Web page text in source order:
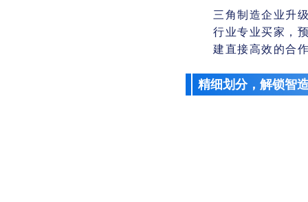
三角制造企业升
行业专业买家，
建直接高效的合
精细划分，解锁智